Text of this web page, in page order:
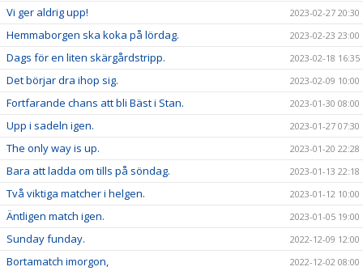
Vi ger aldrig upp! 2023-02-27 20:30
Hemmaborgen ska koka på lördag. 2023-02-23 23:00
Dags för en liten skärgårdstripp. 2023-02-18 16:35
Det börjar dra ihop sig. 2023-02-09 10:00
Fortfarande chans att bli Bäst i Stan. 2023-01-30 08:00
Upp i sadeln igen. 2023-01-27 07:30
The only way is up. 2023-01-20 22:28
Bara att ladda om tills på söndag. 2023-01-13 22:18
Två viktiga matcher i helgen. 2023-01-12 10:00
Äntligen match igen. 2023-01-05 19:00
Sunday funday. 2022-12-09 12:00
Bortamatch imorgon, 2022-12-02 08:00